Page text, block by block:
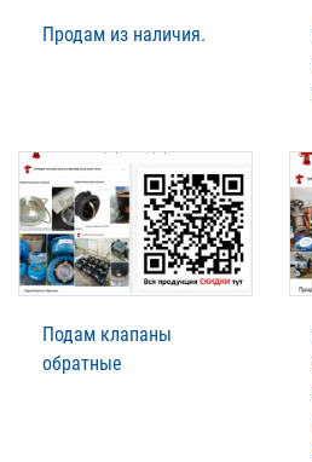
Продам из наличия.
Подам клапаны
обратные